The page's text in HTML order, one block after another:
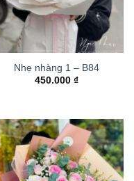
Nhẹ nhàng 1 – B84
450.000 ₫